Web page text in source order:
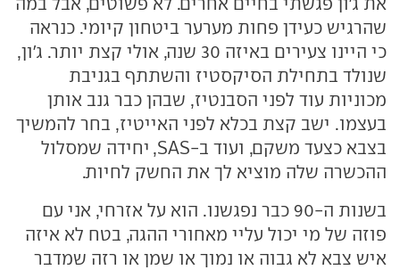
שהרגיש כעידן פחות מערער ביטחון קיומי. כנראה
כי היינו צעירים באיזה 30 שנה, אולי קצת יותר. ג'ון,
שנולד בתחילת הסיקסטיז והשתתף בגניבת
מכוניות עוד לפני הסבנטיז, שבהן כבר גנב אותן
בעצמו. ישב קצת בכלא לפני האייטיז, בחר להמשיך
בצבא כצעד משקם, ועוד ב-SAS, יחידה שמסלול
ההכשרה שלה מוציא לך את החשק לחיות.
בשנות ה-90 כבר נפגשנו. הוא על אזרחי, אני עם
פוזה של מי יכול עליי מאחורי ההגה, בטח לא איזה
איש צבא לא גבוה או נמוך או שמן או רזה שמדבר